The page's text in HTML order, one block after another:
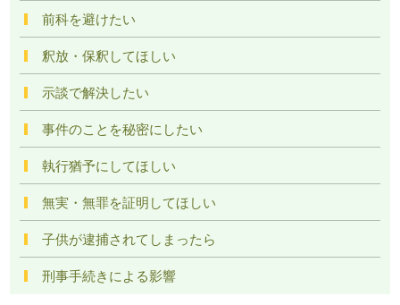
前科を避けたい
釈放・保釈してほしい
示談で解決したい
事件のことを秘密にしたい
執行猶予にしてほしい
無実・無罪を証明してほしい
子供が逮捕されてしまったら
刑事手続きによる影響